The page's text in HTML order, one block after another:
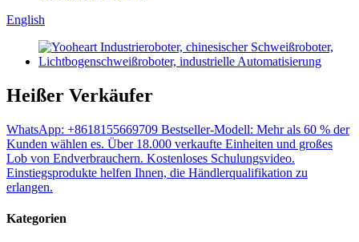
English
Heißer Verkäufer
WhatsApp: +8618155669709 Bestseller-Modell: Mehr als 60 % der
Kunden wählen es. Über 18.000 verkaufte Einheiten und großes
Lob von Endverbrauchern. Kostenloses Schulungsvideo.
Einstiegsprodukte helfen Ihnen, die Händlerqualifikation zu
erlangen.
Kategorien